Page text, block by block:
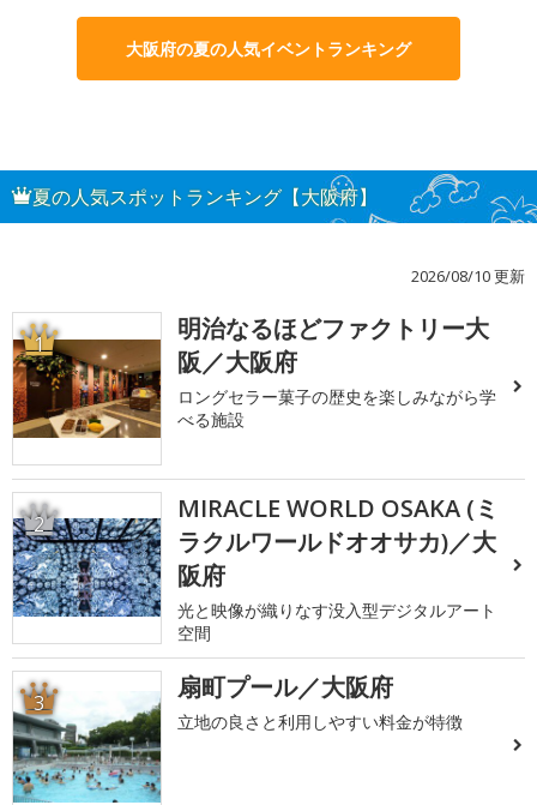
大阪府の夏の人気イベントランキング
夏の人気スポットランキング【大阪府】
2026/08/10 更新
1
明治なるほどファクトリー大
阪／大阪府
ロングセラー菓子の歴史を楽しみながら学
べる施設
2
MIRACLE WORLD OSAKA (ミ
ラクルワールドオオサカ)／大
阪府
光と映像が織りなす没入型デジタルアート
空間
3 扇町プール／大阪府
立地の良さと利用しやすい料金が特徴